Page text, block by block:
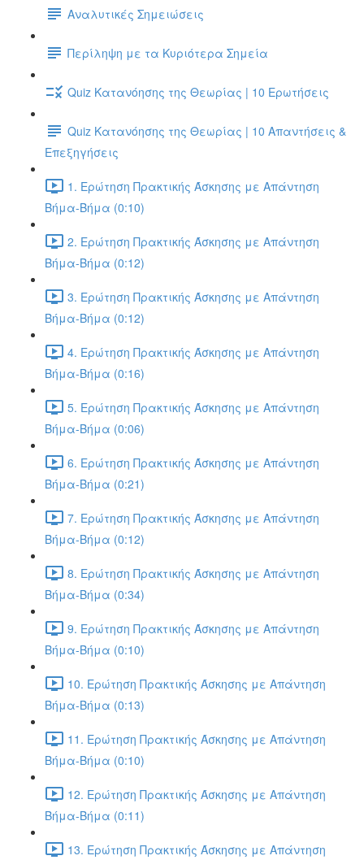
Αναλυτικές Σημειώσεις
Περίληψη με τα Κυριότερα Σημεία
Quiz Κατανόησης της Θεωρίας | 10 Ερωτήσεις
Quiz Κατανόησης της Θεωρίας | 10 Απαντήσεις &
Επεξηγήσεις
1. Ερώτηση Πρακτικής Άσκησης με Απάντηση
Βήμα-Βήμα (0:10)
2. Ερώτηση Πρακτικής Άσκησης με Απάντηση
Βήμα-Βήμα (0:12)
3. Ερώτηση Πρακτικής Άσκησης με Απάντηση
Βήμα-Βήμα (0:12)
4. Ερώτηση Πρακτικής Άσκησης με Απάντηση
Βήμα-Βήμα (0:16)
5. Ερώτηση Πρακτικής Άσκησης με Απάντηση
Βήμα-Βήμα (0:06)
6. Ερώτηση Πρακτικής Άσκησης με Απάντηση
Βήμα-Βήμα (0:21)
7. Ερώτηση Πρακτικής Άσκησης με Απάντηση
Βήμα-Βήμα (0:12)
8. Ερώτηση Πρακτικής Άσκησης με Απάντηση
Βήμα-Βήμα (0:34)
9. Ερώτηση Πρακτικής Άσκησης με Απάντηση
Βήμα-Βήμα (0:10)
10. Ερώτηση Πρακτικής Άσκησης με Απάντηση
Βήμα-Βήμα (0:13)
11. Ερώτηση Πρακτικής Άσκησης με Απάντηση
Βήμα-Βήμα (0:10)
12. Ερώτηση Πρακτικής Άσκησης με Απάντηση
Βήμα-Βήμα (0:11)
13. Ερώτηση Πρακτικής Άσκησης με Απάντηση